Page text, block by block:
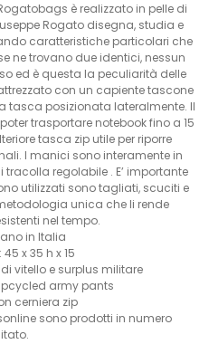
è realizzato in pelle di
Rogato disegna, studia e
caratteristiche particolari che
ne trovano due identici, nessun
ed è questa la peculiarità delle
con un capiente tascone
tasca posizionata lateralmente. Il
trasportare notebook fino a 15
tasca zip utile per riporre
I manici sono interamente in
regolabile . E’ importante
utilizzati sono tagliati, scuciti e
unica che li rende
nel tempo.
in Italia
x 35 h x 15
vitello e surplus militare
army pants
cerniera zip
sono prodotti in numero